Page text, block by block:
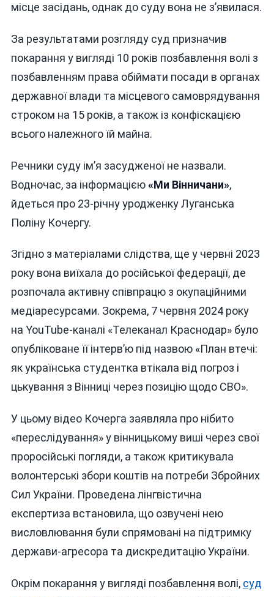
місце засідань, однак до суду вона не з’явилася.
За результатами розгляду суд призначив
покарання у вигляді 10 років позбавлення волі з
позбавленням права обіймати посади в органах
державної влади та місцевого самоврядування
строком на 15 років, а також із конфіскацією
всього належного їй майна.
Речники суду ім’я засудженої не назвали.
Водночас, за інформацією«Ми Вінничани»,
йдеться про 23-річну уродженку Луганська
Поліну Кочергу.
Згідно з матеріалами слідства, ще у червні 2023
року вона виїхала до російської федерації, де
розпочала активну співпрацю з окупаційними
медіаресурсами. Зокрема, 7 червня 2024 року
на YouTube-каналі «Телеканал Краснодар» було
опубліковане її інтерв’ю під назвою «План втечі:
як українська студентка втікала від погроз і
цькування з Вінниці через позицію щодо СВО».
У цьому відео Кочерга заявляла про нібито
«переслідування» у вінницькому виші через свої
проросійські погляди, а також критикувала
волонтерські збори коштів на потреби Збройних
Сил України. Проведена лінгвістична
експертиза встановила, що озвучені нею
висловлювання були спрямовані на підтримку
держави-агресора та дискредитацію України.
Окрім покарання у вигляді позбавлення волі, суд